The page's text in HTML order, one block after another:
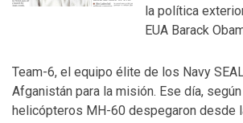
la política
EUA Barack
Team-6, el equipo élite de los Navy
Afganistán para la misión. Ese día, según
helicópteros MH-60 despegaron desde